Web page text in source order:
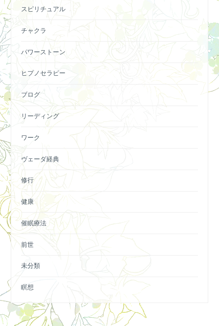
スピリチュアル
チャクラ
パワーストーン
ヒプノセラピー
ブログ
リーディング
ワーク
ヴェーダ経典
修行
健康
催眠療法
前世
未分類
瞑想